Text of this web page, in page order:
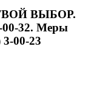
ВЫБОР.
00-32. Меры
00-23